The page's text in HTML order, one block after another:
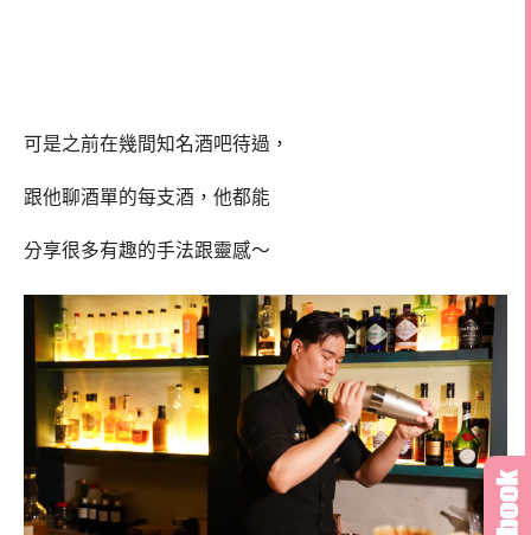
可是之前在幾間知名酒吧待過，
跟他聊酒單的每支酒，他都能
分享很多有趣的手法跟靈感～